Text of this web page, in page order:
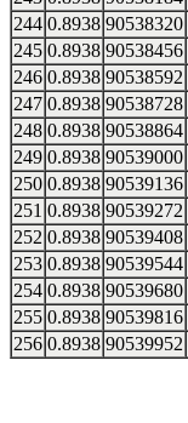
244 0.8938 90538320
245 0.8938 90538456
246 0.8938 90538592
247 0.8938 90538728
248 0.8938 90538864
249 0.8938 90539000
250 0.8938 90539136
251 0.8938 90539272
252 0.8938 90539408
253 0.8938 90539544
254 0.8938 90539680
255 0.8938 90539816
256 0.8938 90539952